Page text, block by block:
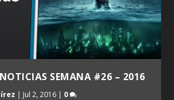
NOTICIAS SEMANA #26 – 2016
| Jul 2, 2016 | 0